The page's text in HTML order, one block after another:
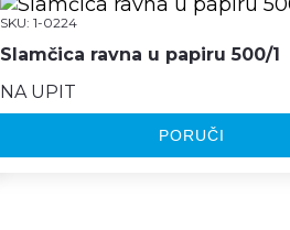
SKU: 1-0224
Slamčica ravna u papiru 500/1
NA UPIT
PORUČI